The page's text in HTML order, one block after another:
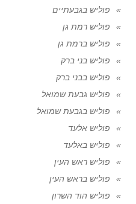
פוליש בגבעתיים
פוליש רמת גן
פוליש ברמת גן
פוליש בני ברק
פוליש בבני ברק
פוליש גבעת שמואל
פוליש בגבעת שמואל
פוליש אלעד
פוליש באלעד
פוליש ראש העין
פוליש בראש העין
פוליש הוד השרון